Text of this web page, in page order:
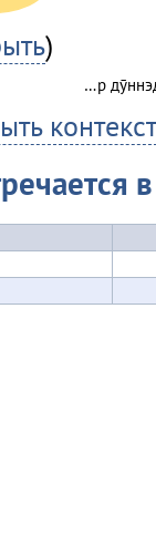
)
…р
контекст